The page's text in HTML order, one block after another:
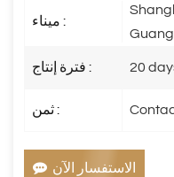
ميناء :
فترة إنتاج : 20
ثمن :
الاستفسار الآن